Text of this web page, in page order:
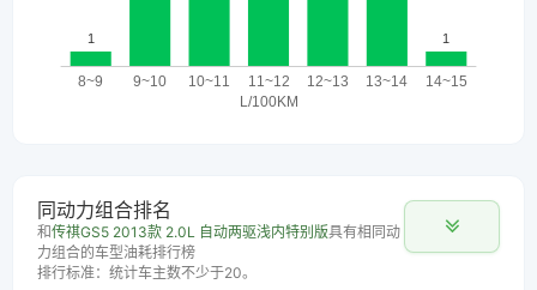
同动力组合排名
和传祺GS5 2013款 2.0L 自动两驱浅内特别版具有相同动
力组合的车型油耗排行榜
排行标准：统计车主数不少于20。